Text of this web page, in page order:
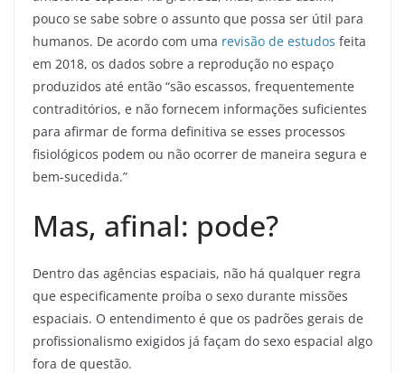
pouco se sabe sobre o assunto que possa ser útil para
humanos. De acordo com uma revisão de estudos feita
em 2018, os dados sobre a reprodução no espaço
produzidos até então “são escassos, frequentemente
contraditórios, e não fornecem informações suficientes
para afirmar de forma definitiva se esses processos
fisiológicos podem ou não ocorrer de maneira segura e
bem-sucedida.”
Mas, afinal: pode?
Dentro das agências espaciais, não há qualquer regra
que especificamente proíba o sexo durante missões
espaciais. O entendimento é que os padrões gerais de
profissionalismo exigidos já façam do sexo espacial algo
fora de questão.